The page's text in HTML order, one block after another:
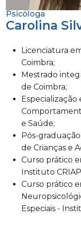
Psicóloga
Carolina
Licenciatura
Coimbra;
Mestrado
de Coimbra;
e Saúde;
Pós-
de Crianças e
Curso prático
Instituto
Curso prático
Especiais -